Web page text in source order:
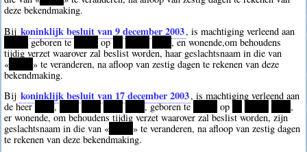
deze bekendmaking.
Bij koninklijk besluit van 9 december 2003, is machtiging verleend aan
geboren te op ***** ****, en wonende,om behoudens
tijdig verzet waarover zal beslist worden, haar geslachtsnaam in die van
« *****» te veranderen, na afloop van zestig dagen te rekenen van deze
bekendmaking.
Bij koninklijk besluit van 17 december 2003, is machtiging verleend aan
de heer ****, **** **** **** ****, geboren te op ****,
er wonende, om behoudens tijdig verzet waarover zal beslist worden, zijn
geslachtsnaam in die van « *****» te veranderen, na afloop van zestig dagen
te rekenen van deze bekendmaking.